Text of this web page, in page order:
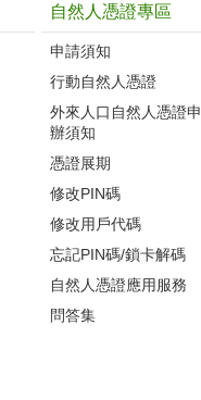
自然人憑證專區
申請須知
行動自然人憑證
外來人口自然人憑證申
辦須知
憑證展期
修改PIN碼
修改用戶代碼
忘記PIN碼/鎖卡解碼
自然人憑證應用服務
問答集